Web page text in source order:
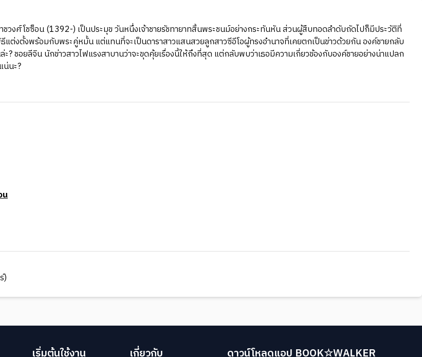
งศ์โชซ็อน (1392-) เป็นประมุข วันหนึ่งเจ้าชายรัชทายาทสิ้นพระชนม์อย่างกระทันหัน ส่วนผู้สืบทอดลำดับถัดไปก็มีประวัติที่
แต่งตั้งพร้อมกับพระคู่หมั้น แต่แทนที่จะเป็นดาราสาวแสนสวยลูกสาวซีอีโอผู้ทรงอำนาจที่เคยตกเป็นข่าวด้วยกัน องค์ชายกลับ
ชอยลีจิน นักข่าวสาวไฟแรงสาบานว่าจะขุดคุ้ยเรื่องนี้ให้ถึงที่สุด แต่กลับพบว่าเธอมีความเกี่ยวข้องกับองค์ชายอย่างน่าแปลก
นะ?
น
)